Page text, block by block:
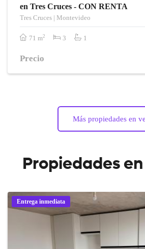
en Tres Cruces - CON RENTA
Tres Cruces | Montevideo
71 m2 3 1
Precio
Más propiedades en
Propiedades
Entrega inmediata